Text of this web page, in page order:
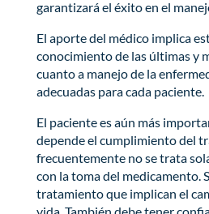
garantizará el éxito en el
El aporte del médico implica
conocimiento de las últimas y
cuanto a manejo de la
adecuadas para cada paciente.
El paciente es aún más
depende el cumplimiento del
frecuentemente no se trata
con la toma del medicamento.
tratamiento que implican el
vida. También debe tener